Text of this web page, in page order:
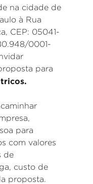
na cidade de
à Rua
CEP: 05041-
0001-
para
para
com valores
de
custo de
proposta.